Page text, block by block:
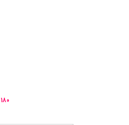
۱۸۰ دقیقه آموزش فارسی تکنیک های مدل سازی جواهرات